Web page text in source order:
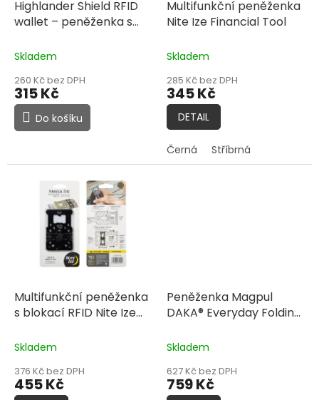
d
u
Highlander Shield RFID
wallet – peněženka s
výbava • outdoor •
Skladem
260 Kč bez DPH
315 Kč
Do košíku
Multifunkční peněženka
Nite Ize Financial Tool
Skladem
285 Kč bez DPH
345 Kč
DETAIL
Černá Stříbrná
Multifunkční peněženka
s blokací RFID Nite Ize
Blocking
Skladem
376 Kč bez DPH
455 Kč
Peněženka Magpul
DAKA® Everyday Folding
Skladem
627 Kč bez DPH
759 Kč